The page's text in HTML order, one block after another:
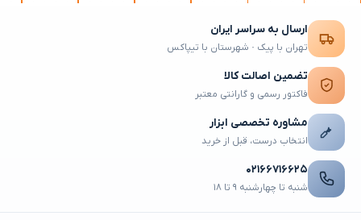
ارسال به سراسر ایران
تهران با پیک · شهرستان با تیپاکس
تضمین اصالت کالا
فاکتور رسمی و گارانتی معتبر
مشاوره تخصصی ابزار
انتخاب درست، قبل از خرید
۰۲۱۶۶۷۱۶۶۲۵
شنبه تا چهارشنبه ۹ تا ۱۸